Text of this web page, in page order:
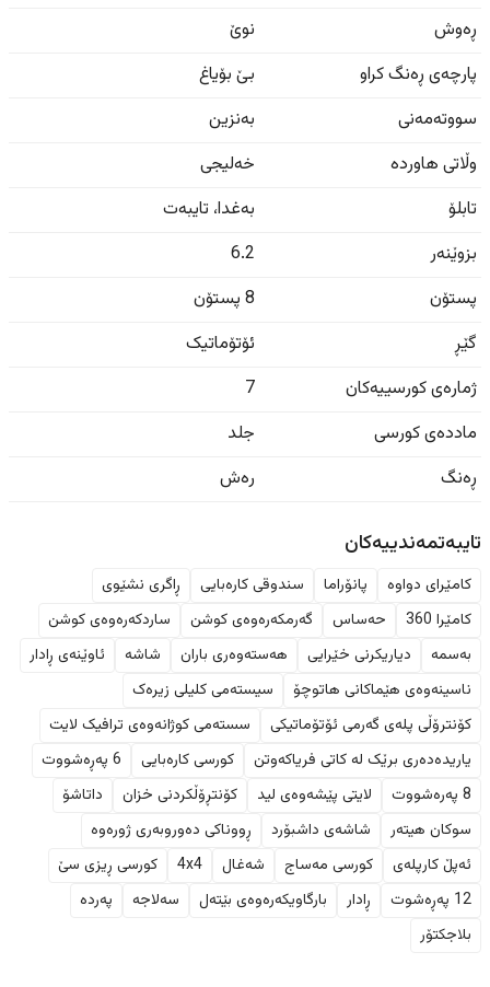
ڕەوش
نوێ
پارچەی ڕەنگ کراو
بێ بۆیاغ
سووتەمەنی
بەنزین
وڵاتی هاوردە
خەلیجی
تابلۆ
بەغدا، تایبەت
بزوێنەر
6.2
پستۆن
8 پستۆن
گێڕ
ئۆتۆماتیک
ژمارەی کورسییەکان
7
ماددەی کورسی
جلد
ڕەنگ
رەش
تایبەتمەندییەکان
کامێرای دواوە پانۆراما سندوقی کارەبایی
ڕاگری نشێوی
کامێرا 360
حەساس گەرمکەرەوەی کوشن
ساردکەرەوەی کوشن
بەسمە
دیاریکرنی خێرایی هەستەوەری باران شاشە
ئاوێنەی ڕادار
ناسینەوەی هێماکانی هاتوچۆ
سیستەمی کلیلی زیرەک
کۆنترۆڵی پلەی گەرمی ئۆتۆماتیکی
سستەمی کوژانەوەی ترافیک لایت
یاریدەدەری برێک لە کاتی فریاکەوتن
کورسی کارەبایی
6 پەڕەشووت
8 پەرەشووت
لایتی پێشەوەی لید کۆنتڕۆڵکردنی خزان
داتاشۆ
سوکان هیتەر
شاشەی داشبۆرد
ڕووناکی دەوروبەری ژورەوە
ئەپڵ کارپلەی
کورسی مەساج شەغال 4x4
کورسی ڕیزی سێ
12 پەڕەشوت
ڕادار بارگاویکەرەوەی بێتەل سەلاجە
پەردە
بلاجکتۆر